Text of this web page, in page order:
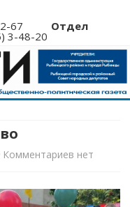
12-67 Отдел
3-48-20
Комментариев к
Добрая
нет